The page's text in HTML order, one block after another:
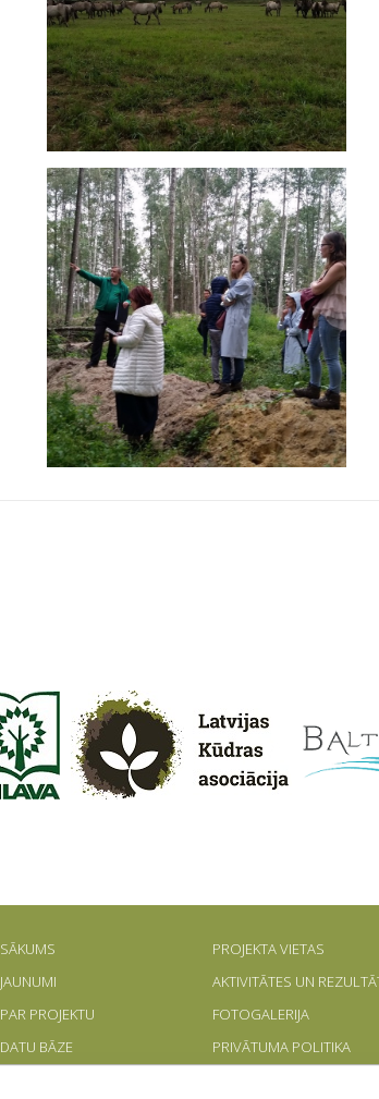
SĀKUMS
JAUNUMI
PAR PROJEKTU
DATU BĀZE
PROJEKTA VIETAS
AKTIVITĀTES UN
FOTOGALERIJA
PRIVĀTUMA POLITIKA